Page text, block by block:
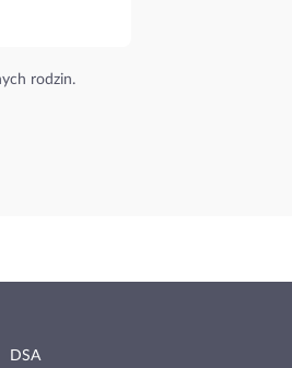
rodzin.
DSA